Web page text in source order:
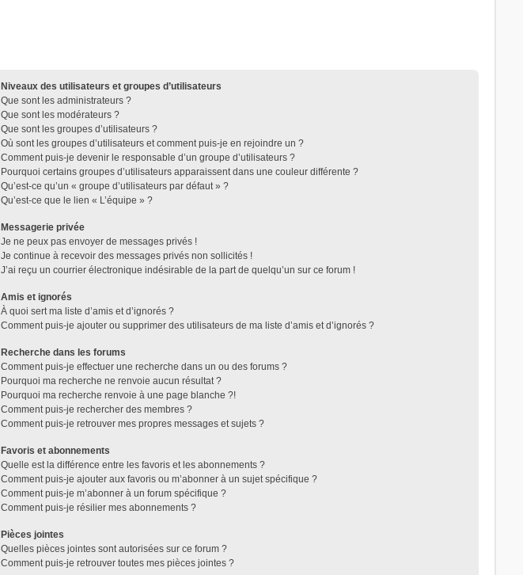
Niveaux des utilisateurs et groupes d’utilisateurs
Que sont les administrateurs ?
Que sont les modérateurs ?
Que sont les groupes d’utilisateurs ?
Où sont les groupes d’utilisateurs et comment puis-je en rejoindre un ?
Comment puis-je devenir le responsable d’un groupe d’utilisateurs ?
Pourquoi certains groupes d’utilisateurs apparaissent dans une couleur différente ?
Qu’est-ce qu’un « groupe d’utilisateurs par défaut » ?
Qu’est-ce que le lien « L’équipe » ?
Messagerie privée
Je ne peux pas envoyer de messages privés !
Je continue à recevoir des messages privés non sollicités !
J’ai reçu un courrier électronique indésirable de la part de quelqu’un sur ce forum !
Amis et ignorés
À quoi sert ma liste d’amis et d’ignorés ?
Comment puis-je ajouter ou supprimer des utilisateurs de ma liste d’amis et d’ignorés ?
Recherche dans les forums
Comment puis-je effectuer une recherche dans un ou des forums ?
Pourquoi ma recherche ne renvoie aucun résultat ?
Pourquoi ma recherche renvoie à une page blanche ?!
Comment puis-je rechercher des membres ?
Comment puis-je retrouver mes propres messages et sujets ?
Favoris et abonnements
Quelle est la différence entre les favoris et les abonnements ?
Comment puis-je ajouter aux favoris ou m’abonner à un sujet spécifique ?
Comment puis-je m’abonner à un forum spécifique ?
Comment puis-je résilier mes abonnements ?
Pièces jointes
Quelles pièces jointes sont autorisées sur ce forum ?
Comment puis-je retrouver toutes mes pièces jointes ?